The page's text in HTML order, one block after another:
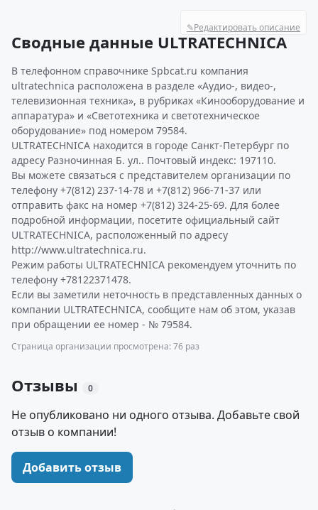
✎Редактировать описание
Сводные данные ULTRATECHNICA
В телефонном справочнике Spbcat.ru компания
ultratechnica расположена в разделе «Аудио-, видео-,
телевизионная техника», в рубриках «Кинооборудование и
аппаратура» и «Светотехника и светотехническое
оборудование» под номером 79584.
ULTRATECHNICA находится в городе Санкт-Петербург по
адресу Разночинная Б. ул.. Почтовый индекс: 197110.
Вы можете связаться с представителем организации по
телефону +7(812) 237-14-78 и +7(812) 966-71-37 или
отправить факс на номер +7(812) 324-25-69. Для более
подробной информации, посетите официальный сайт
ULTRATECHNICA, расположенный по адресу
http://www.ultratechnica.ru.
Режим работы ULTRATECHNICA рекомендуем уточнить по
телефону +78122371478.
Если вы заметили неточность в представленных данных о
компании ULTRATECHNICA, сообщите нам об этом, указав
при обращении ее номер - № 79584.
Страница организации просмотрена: 76 раз
Отзывы 0
Не опубликовано ни одного отзыва. Добавьте свой
отзыв о компании!
Добавить отзыв